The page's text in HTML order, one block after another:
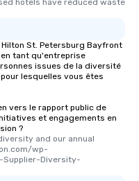
hotels have reduced waste
St. Petersburg Bayfront
tant qu'entreprise
issues de la diversité
lesquelles vous êtes
vers le rapport public de
et engagements en
?
and our annual
wp-
Diversity-